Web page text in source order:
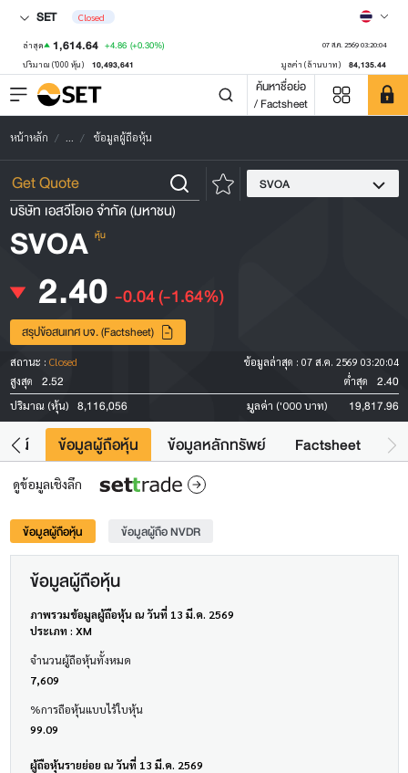
SET Closed
ล่าสุด 1,614.64 +4.86 (+0.30%) 07 ส.ค. 2569 03:20:04
ปริมาณ ('000 หุ้น) 10,493,641 มูลค่า (ล้านบาท) 84,135.44
ค้นหาชื่อย่อ
/ Factsheet
หน้าหลัก ... ข้อมูลผู้ถือหุ้น
SVOA
บริษัท เอสวีโอเอ จำกัด (มหาชน)
SVOA หุ้น
2.40 -0.04(-1.64%)
สรุปข้อสนเทศ บจ. (Factsheet)
สถานะ : Closed ข้อมูลล่าสุด : 07 ส.ค. 2569 03:20:04
สูงสุด
2.52 ต่ำสุด 2.40
ปริมาณ (หุ้น) 8,116,056 มูลค่า ('000 บาท) 19,817.96
ยชน์ ข้อมูลผู้ถือหุ้น ข้อมูลหลักทรัพย์ Factsheet
ดูข้อมูลเชิงลึก
ข้อมูลผู้ถือหุ้น ข้อมูลผู้ถือ NVDR
ข้อมูลผู้ถือหุ้น
ภาพรวมข้อมูลผู้ถือหุ้น ณ วันที่ 13 มี.ค. 2569
ประเภท : XM
จำนวนผู้ถือหุ้นทั้งหมด
7,609
%การถือหุ้นแบบไร้ใบหุ้น
99.09
ผู้ถือหุ้นรายย่อย ณ วันที่ 13 มี.ค. 2569